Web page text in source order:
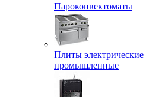
Пароконвектоматы
Плиты электрические
промышленные